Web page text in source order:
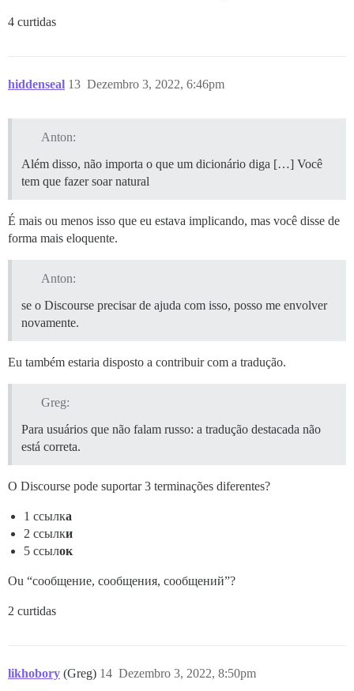
4 curtidas
hiddenseal Dezembro 3, 2022, 6:46pm
13
Anton:
Além disso, não importa o que um dicionário diga […] Você
tem que fazer soar natural
É mais ou menos isso que eu estava implicando, mas você disse de
forma mais eloquente.
Anton:
se o Discourse precisar de ajuda com isso, posso me envolver
novamente.
Eu também estaria disposto a contribuir com a tradução.
Greg:
Para usuários que não falam russo: a tradução destacada não
está correta.
O Discourse pode suportar 3 terminações diferentes?
1 ссылка
2 ссылки
5 ссылок
Ou “сообщение, сообщения, сообщений”?
2 curtidas
likhobory (Greg) Dezembro 3, 2022, 8:50pm
14